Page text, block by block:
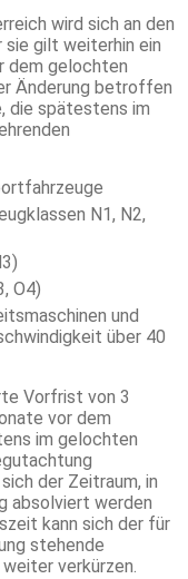
wird sich an den
sie gilt weiterhin ein
dem gelochten
Änderung betroffen
die spätestens im
N1, N2,
O4)
und
über 40
Vorfrist von 3
vor dem
im gelochten
der Zeitraum, in
absolviert werden
kann sich der für
stehende
verkürzen.